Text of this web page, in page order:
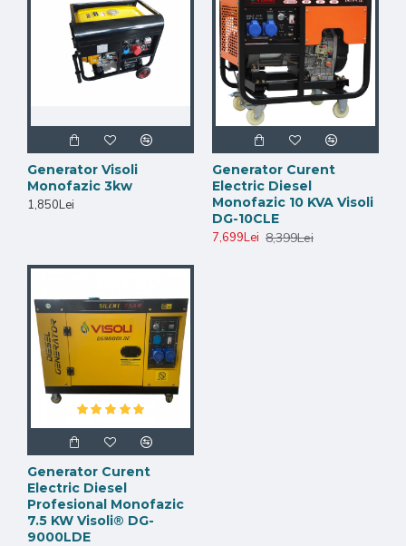
Generator Visoli
Monofazic 3kw
1,850Lei
Generator Curent
Electric Diesel
Monofazic 10 KVA Visoli
DG-10CLE
7,699Lei 8,399Lei
Generator Curent
Electric Diesel
Profesional Monofazic
7.5 KW Visoli® DG-
9000LDE